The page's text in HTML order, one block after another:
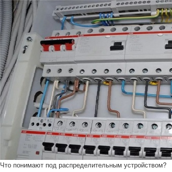
Что понимают под распределительным устройством?